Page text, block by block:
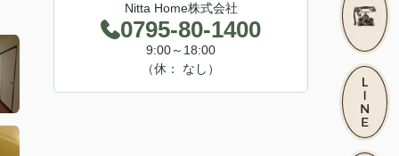
Nitta Home株式会社
0795-80-1400
9:00～18:00
（休： なし）